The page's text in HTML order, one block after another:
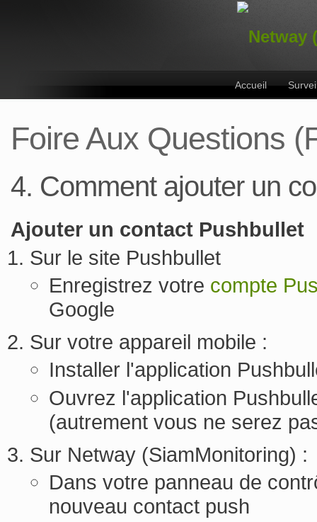
Accueil
Foire Aux Questions
4. Comment ajouter un
Ajouter un contact Pushbullet
Sur le site Pushbullet
Enregistrez votre compte
Google
Sur votre appareil mobile :
Installer l'application
Ouvrez l'application
(autrement vous ne serez
Sur Netway (SiamMonitoring) :
Dans votre panneau de
nouveau contact push